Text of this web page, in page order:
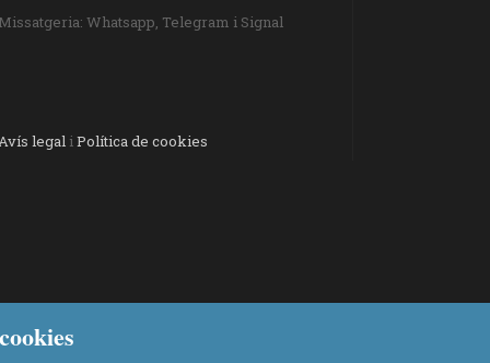
Missatgeria: Whatsapp, Telegram i Signal
legaliPolítica de cookies